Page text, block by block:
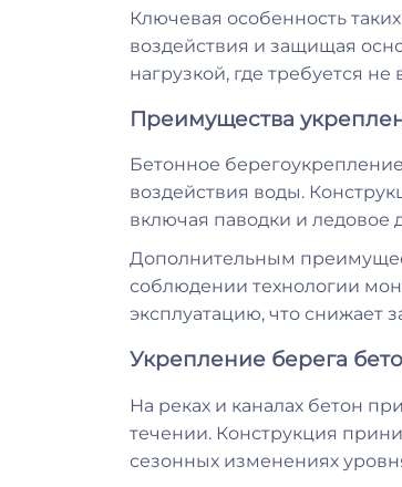
Ключевая особенность
воздействия и защищая
нагрузкой, где требуется
Преимущества
Бетонное
воздействия воды.
включая паводки и ледовое
Дополнительным
соблюдении технологии
эксплуатацию, что снижает
Укрепление берега
На реках и каналах бетон
течении. Конструкция
сезонных изменениях